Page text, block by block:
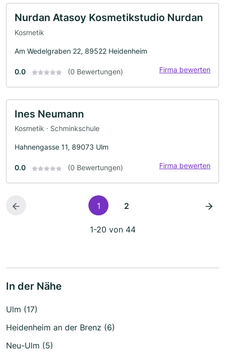
Nurdan Atasoy Kosmetikstudio Nurdan
Kosmetik
Am Wedelgraben 22, 89522 Heidenheim
0.0 (0 Bewertungen) Firma bewerten
Ines Neumann
Kosmetik · Schminkschule
Hahnengasse 11, 89073 Ulm
0.0 (0 Bewertungen) Firma bewerten
1 2
1-20 von 44
In der Nähe
Ulm (17)
Heidenheim an der Brenz (6)
Neu-Ulm (5)